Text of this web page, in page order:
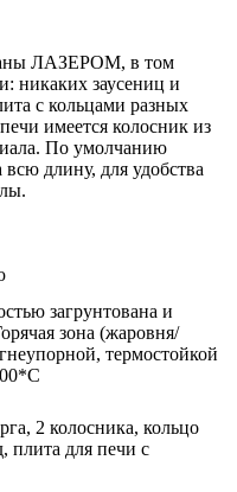
ЛАЗЕРОМ, в том
никаких заусениц и
с кольцами разных
имеется колосник из
По умолчанию
всю длину, для удобства
загрунтована и
зона (жаровня/
термостойкой
2 колосника, кольцо
плита для печи с